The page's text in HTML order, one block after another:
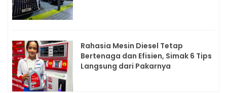
Rahasia Mesin Diesel Tetap
Bertenaga dan Efisien, Simak 6 Tips
Langsung dari Pakarnya